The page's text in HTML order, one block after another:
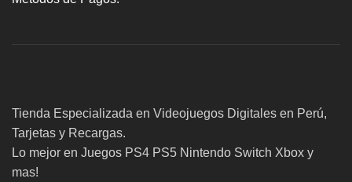
Tienda Especializada en Videojuegos Digitales en Perú,
Tarjetas y Recargas.
Lo mejor en Juegos PS4 PS5 Nintendo Switch Xbox y
mas!